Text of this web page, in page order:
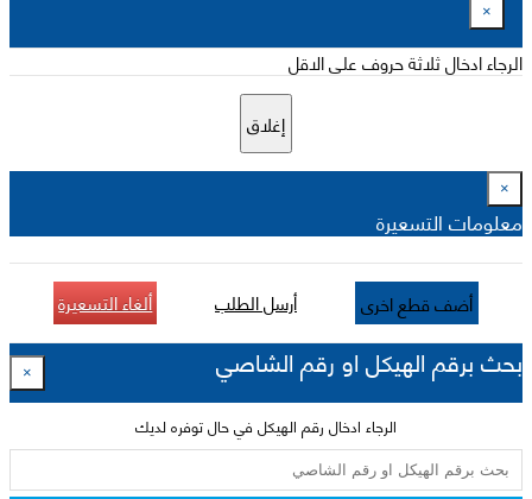
×
الرجاء ادخال ثلاثة حروف على الاقل
إغلاق
×
معلومات التسعيرة
أضف قطع اخرى أرسل الطلب ألغاء التسعيرة
بحث برقم الهيكل او رقم الشاصي ×
الرجاء ادخال رقم الهيكل في حال توفره لديك